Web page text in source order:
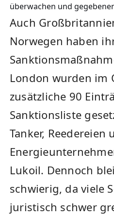
überwachen und
Auch
Norwegen haben
London wurden im
zusätzliche 90
Sanktionsliste
Tanker, Reedereien
Lukoil. Dennoch
schwierig, da viele
juristisch schwer